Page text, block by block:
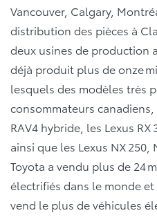
Vancouver, Calgary,
distribution des pièces à
deux usines de production
déjà produit plus de onze
lesquels des modèles très
consommateurs canadiens,
RAV4 hybride, les Lexus RX
ainsi que les Lexus NX 250,
Toyota a vendu plus de 24
électrifiés dans le monde
vend le plus de véhicules